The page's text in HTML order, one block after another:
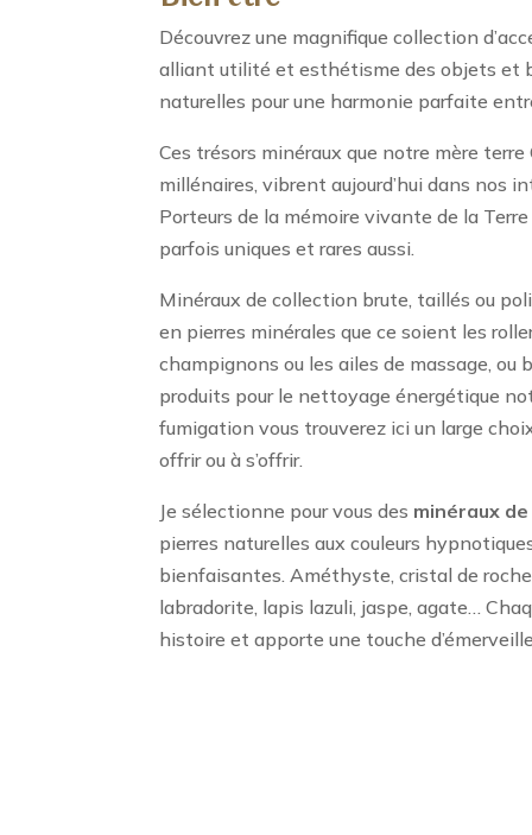
Découvrez une magnifique collection
alliant utilité et esthétisme des objets et
naturelles pour une harmonie parfaite
Ces trésors minéraux que notre mère terre
millénaires, vibrent aujourd’hui dans nos
Porteurs de la mémoire vivante de la
parfois uniques et rares aussi.
Minéraux de collection brute, taillés ou
en pierres minérales que ce soient les
champignons ou les ailes de massage, ou
produits pour le nettoyage énergétique
fumigation vous trouverez ici un large
offrir ou à s’offrir.
Je sélectionne pour vous des minéraux
pierres naturelles aux couleurs
bienfaisantes. Améthyste, cristal de
labradorite, lapis lazuli, jaspe, agate…
histoire et apporte une touche